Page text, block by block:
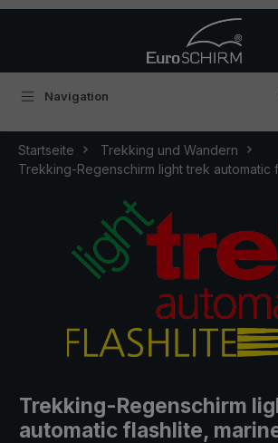
Navigation
Startseite
Trekking und Wandern
Trekking-Regenschirm light trek automatic
Trekking-Regenschirm
automatic flashlite,